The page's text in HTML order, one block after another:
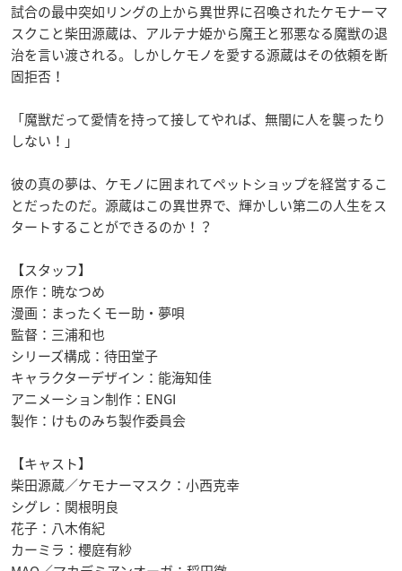
試合の最中突如リングの上から異世界に召喚されたケモナーマ
スクこと柴田源蔵は、アルテナ姫から魔王と邪悪なる魔獣の退
治を言い渡される。しかしケモノを愛する源蔵はその依頼を断
固拒否！
「魔獣だって愛情を持って接してやれば、無闇に人を襲ったり
しない！」
彼の真の夢は、ケモノに囲まれてペットショップを経営するこ
とだったのだ。源蔵はこの異世界で、輝かしい第二の人生をス
タートすることができるのか！？
【スタッフ】
原作：暁なつめ
漫画：まったくモー助・夢唄
監督：三浦和也
シリーズ構成：待田堂子
キャラクターデザイン：能海知佳
アニメーション制作：ENGI
製作：けものみち製作委員会
【キャスト】
柴田源蔵／ケモナーマスク：小西克幸
シグレ：関根明良
花子：八木侑紀
カーミラ：櫻庭有紗